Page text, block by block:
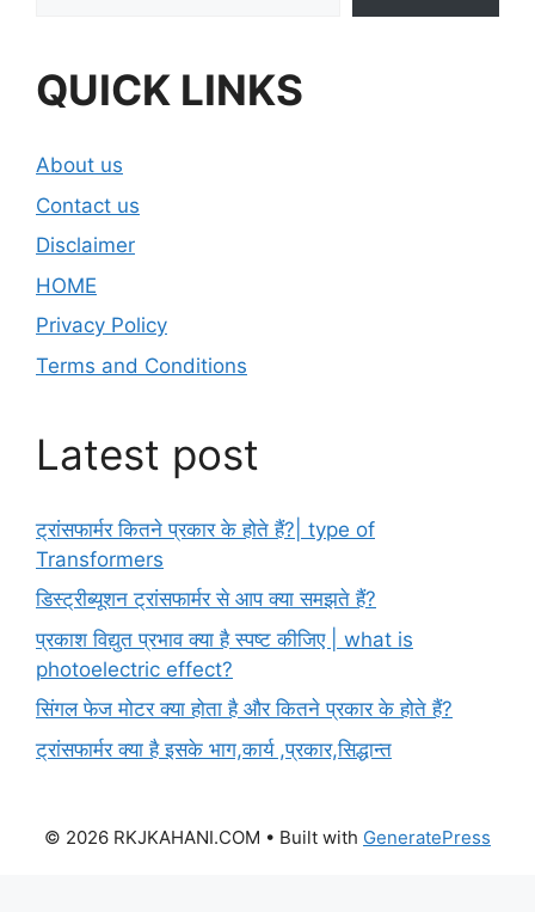
QUICK LINKS
About us
Contact us
Disclaimer
HOME
Privacy Policy
Terms and Conditions
Latest post
ट्रांसफार्मर कितने प्रकार के होते हैं?| type of
Transformers
डिस्ट्रीब्यूशन ट्रांसफार्मर से आप क्या समझते हैं?
प्रकाश विद्युत प्रभाव क्या है स्पष्ट कीजिए | what is
photoelectric effect?
सिंगल फेज मोटर क्या होता है और कितने प्रकार के होते हैं?
ट्रांसफार्मर क्या है इसके भाग,कार्य ,प्रकार,सिद्धान्त
© 2026 RKJKAHANI.COM • Built with GeneratePress